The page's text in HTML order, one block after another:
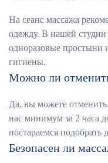
На сеанс массажа
одежду. В нашей студии
одноразовые простыни
гигиены.
Можно ли
Да, вы можете
нас минимум за 2 часа
постараемся подобрать
Безопасен ли